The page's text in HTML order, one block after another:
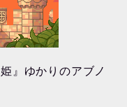
』ゆかりのアブノ